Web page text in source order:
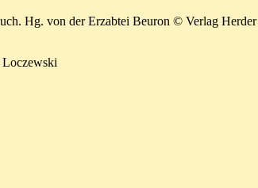
Hg. von der Erzabtei Beuron © Verlag Herder
Loczewski